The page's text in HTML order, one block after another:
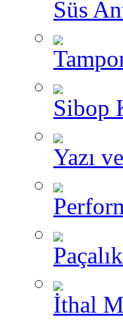
Süs
Sibop
Yazı
İthal